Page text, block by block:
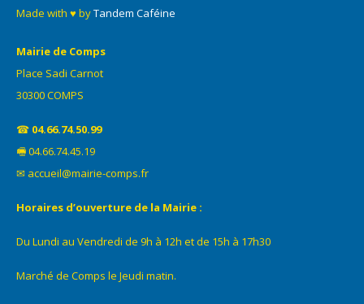
Made with ♥ byTandem Caféine
Mairie de Comps
Place Sadi Carnot
30300 COMPS
☎ 04.66.74.50.99
🖷 04.66.74.45.19
✉ accueil@mairie-comps.fr
Horaires d’ouverture de la Mairie :
Du Lundi au Vendredi de 9h à 12h et de 15h à 17h30
Marché de Comps le Jeudi matin.